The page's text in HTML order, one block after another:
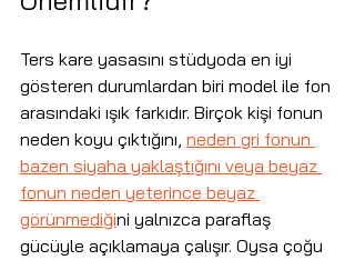
Ters kare yasasını stüdyoda en iyi
gösteren durumlardan biri model ile fon
arasındaki ışık farkıdır. Birçok kişi fonun
neden koyu çıktığını, neden gri fonun
bazen siyaha yaklaştığını veya beyaz
fonun neden yeterince beyaz
görünmediğini yalnızca paraflaş
gücüyle açıklamaya çalışır. Oysa çoğu